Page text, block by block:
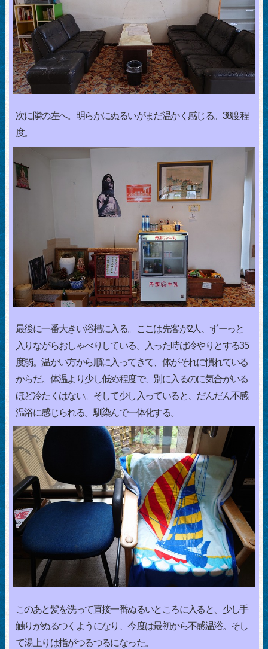
次に隣の左へ。明らかにぬるいがまだ温かく感じる。38度程
度。
最後に一番大きい浴槽に入る。ここは先客が2人、ずーっと
入りながらおしゃべりしている。入った時は冷やりとする35
度弱。温かい方から順に入ってきて、体がそれに慣れている
からだ。体温より少し低め程度で、別に入るのに気合がいる
ほど冷たくはない。そして少し入っていると、だんだん不感
温浴に感じられる。馴染んで一体化する。
このあと髪を洗って直接一番ぬるいところに入ると、少し手
触りがぬるつくようになり、今度は最初から不感温浴。そし
て湯上りは指がつるつるになった。